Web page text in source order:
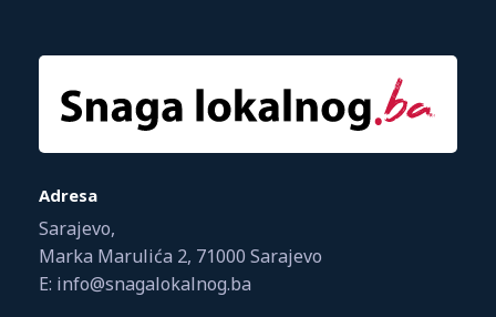
Adresa
Sarajevo,
Marka Marulića 2, 71000 Sarajevo
E: info@snagalokalnog.ba